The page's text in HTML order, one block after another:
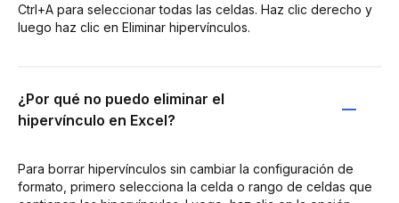
Ctrl+A para seleccionar todas las celdas. Haz clic derecho y
luego haz clic en Eliminar hipervínculos.
¿Por qué no puedo eliminar el
hipervínculo en Excel?
Para borrar hipervínculos sin cambiar la configuración de
formato, primero selecciona la celda o rango de celdas que